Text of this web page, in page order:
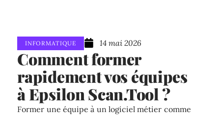
INFORMATIQUE 14 mai 2026
Comment former
rapidement vos équipes
à Epsilon Scan.Tool ?
Former une équipe à un logiciel métier comme